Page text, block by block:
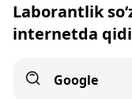
Laborantlik
internetda
Google